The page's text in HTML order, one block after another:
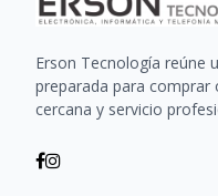
Erson Tecnología reúne
preparada para comprar
cercana y servicio